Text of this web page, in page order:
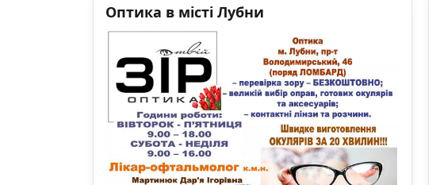
Оптика в місті Лубни